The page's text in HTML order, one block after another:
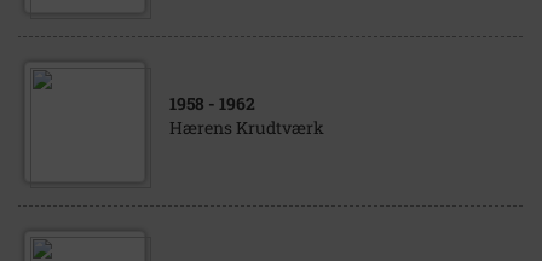
1958 - 1962
Hærens Krudtværk